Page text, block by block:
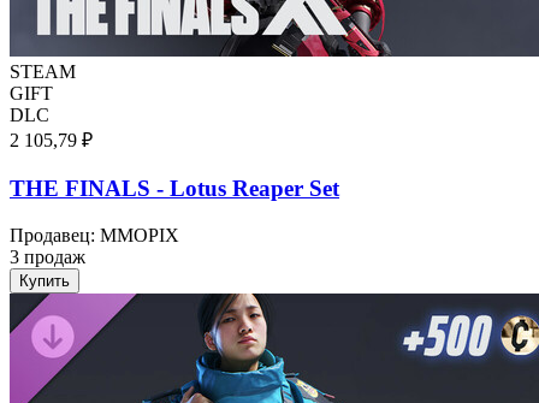
STEAM
GIFT
DLC
2 105,79 ₽
THE FINALS - Lotus Reaper Set
Продавец: MMOPIX
3 продаж
Купить